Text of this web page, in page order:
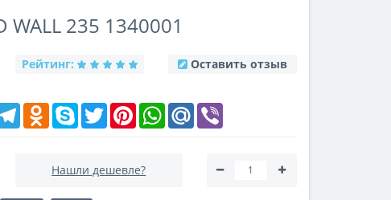
WALL 235 1340001
Рейтинг: Оставить отзыв
TelegramOdnoklassniki
Skype Twitter PinterestWhatsAppMail.Ru
Нашли дешевле?